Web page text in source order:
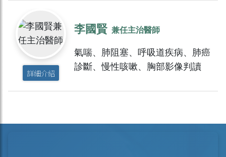
詳細介紹
李國賢 兼任主治醫師
氣喘、肺阻塞、呼吸道疾病、肺癌
診斷、慢性咳嗽、胸部影像判讀